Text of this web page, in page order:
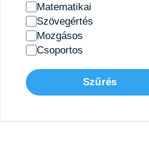
Matematikai
Szövegértés
Mozgásos
Csoportos
Szűrés